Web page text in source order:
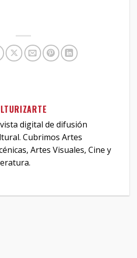
digital de difusión
Cubrimos Artes
Artes Visuales, Cine y